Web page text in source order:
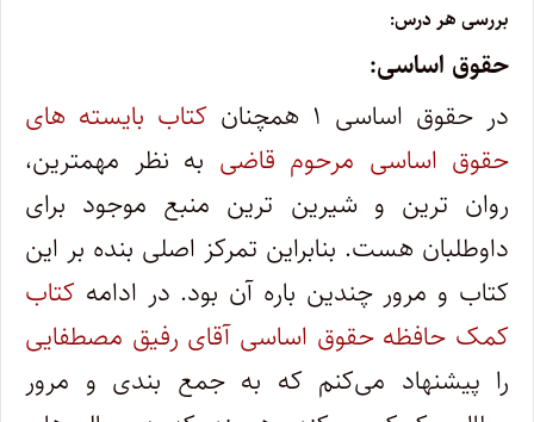
بررسی هر درس:
حقوق اساسی:
در حقوق اساسی ۱ همچنان
کتاب بایسته های
حقوق اساسی مرحوم قاضی به نظر مهمترین،
روان ترین و شیرین ترین منبع موجود برای
داوطلبان هست. بنابراین تمرکز اصلی بنده بر این
کتاب و مرور چندین باره آن بود. در ادامه کتاب
کمک حافظه حقوق اساسی آقای رفیق مصطفایی
را پیشنهاد می‌کنم که به جمع بندی و مرور